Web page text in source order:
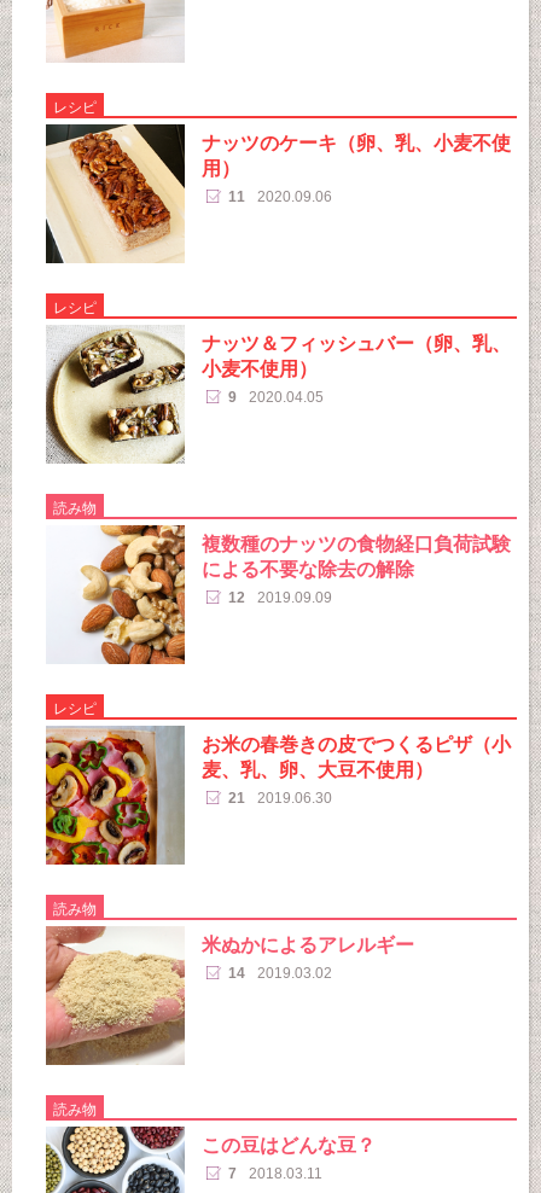
レシピ
ナッツのケーキ（卵、乳、小麦不使
用）
11 2020.09.06
レシピ
ナッツ＆フィッシュバー（卵、乳、
小麦不使用）
9 2020.04.05
読み物
複数種のナッツの食物経口負荷試験
による不要な除去の解除
12 2019.09.09
レシピ
お米の春巻きの皮でつくるピザ（小
麦、乳、卵、大豆不使用）
21 2019.06.30
読み物
米ぬかによるアレルギー
14 2019.03.02
読み物
この豆はどんな豆？
7 2018.03.11